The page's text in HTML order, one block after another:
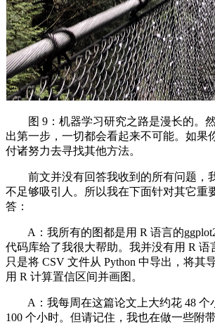
图 9：机器学习研究之路是漫长的。
出第一步，一切都会看起来不可能。如果
付诸努力去寻找其他方法。
前文并没有回答我收到的所有问题，
不足够吸引人。所以我在下面针对其它重
答：
A：我所有的图都是用 R 语言的
代码库给了我很大帮助。我并没有用 R 语
只是将 CSV 文件从 Python 中导出，将其
用 R 计算置信区间并画图。
A：我每周在这篇论文上大约花 48 个
100 个小时。但请记住，我也在做一些附